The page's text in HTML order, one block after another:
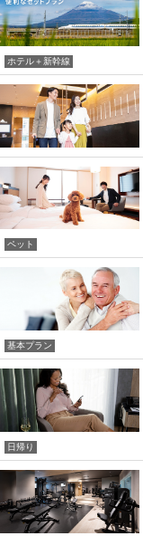
ホテル＋新幹線
ペット
基本プラン
日帰り